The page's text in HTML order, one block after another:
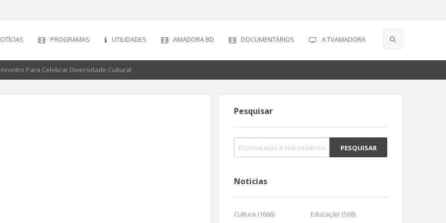
PROGRAMAS UTILIDADES AMADORA BD DOCUMENTÁRIOS A TVAMADORA
Para Celebrar Diversidade Cultural
Pesquisar
Noticias
Cultura (1666)
Educação (568)